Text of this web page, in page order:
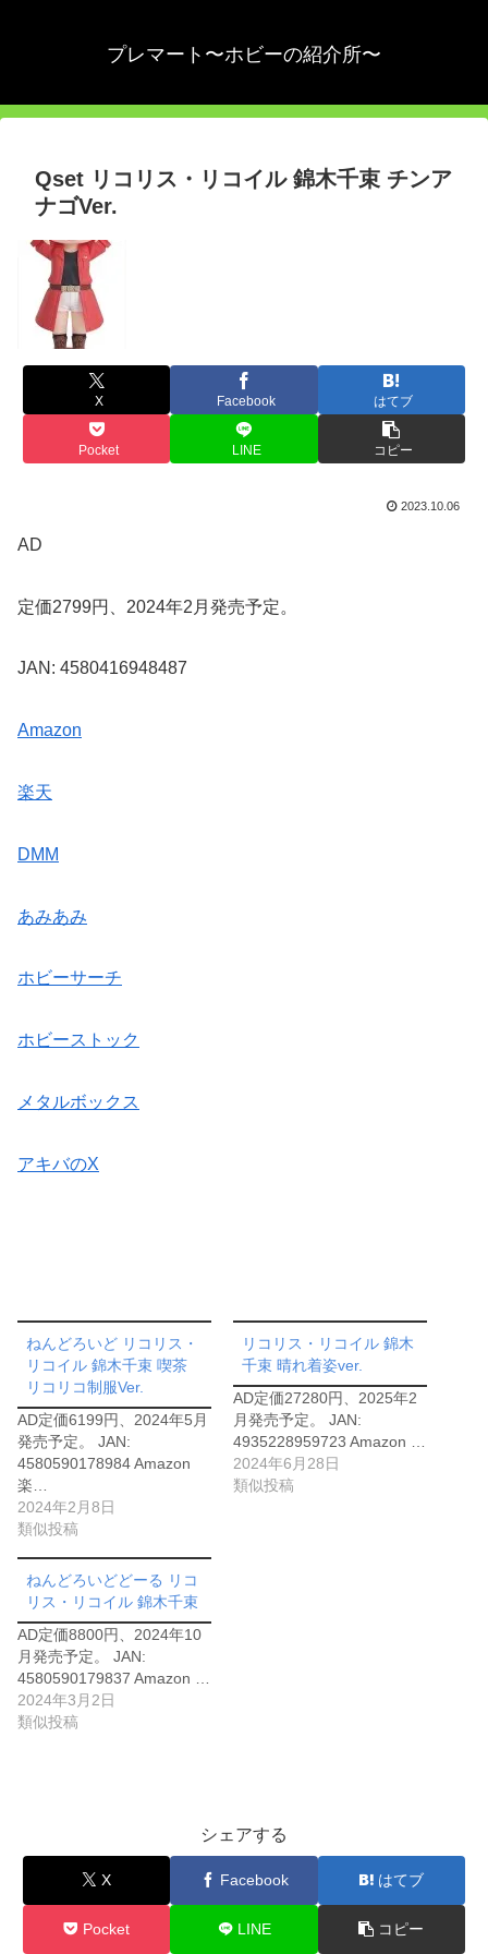
プレマート〜ホビーの紹介所〜
Qset リコリス・リコイル 錦木千束 チンア
ナゴVer.
X Facebook はてブ
Pocket LINE コピー
2023.10.06
AD
定価2799円、2024年2月発売予定。
JAN: 4580416948487
Amazon
楽天
DMM
あみあみ
ホビーサーチ
ホビーストック
メタルボックス
アキバのX
ねんどろいど リコリス・
リコイル 錦木千束 喫茶
リコリコ制服Ver.
AD定価6199円、2024年5月
発売予定。 JAN:
4580590178984 Amazon
楽…
2024年2月8日
類似投稿
リコリス・リコイル 錦木
千束 晴れ着姿ver.
AD定価27280円、2025年2
月発売予定。 JAN:
4935228959723 Amazon …
2024年6月28日
類似投稿
ねんどろいどどーる リコ
リス・リコイル 錦木千束
AD定価8800円、2024年10
月発売予定。 JAN:
4580590179837 Amazon …
2024年3月2日
類似投稿
シェアする
X Facebook はてブ
Pocket LINE コピー